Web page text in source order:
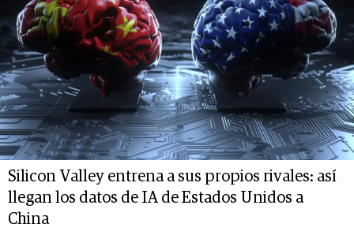
Silicon Valley entrena a sus propios rivales: así
llegan los datos de IA de Estados Unidos a
China